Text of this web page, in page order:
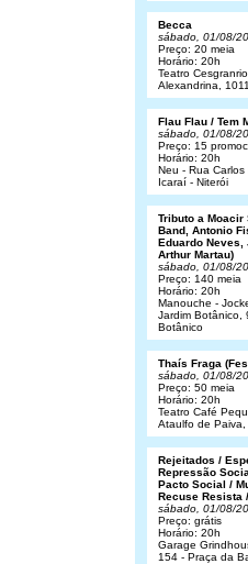
Becca
sábado, 01/08/
Preço: 20 meia
Horário: 20h
Teatro
Alexandrina,
Flau Flau / Tem
sábado, 01/08/
Preço: 15
Horário: 20h
Neu - Rua
Icaraí - Niterói
Tributo a Moacir
Band, Antonio
Eduardo Neves,
Arthur Martau)
sábado, 01/08/
Preço: 140 meia
Horário: 20h
Manouche -
Jardim Botânico,
Botânico
Thaís Fraga
sábado, 01/08/
Preço: 50 meia
Horário: 20h
Teatro Café
Ataulfo de
Rejeitados /
Repressão
Pacto Social /
Recuse Resista
sábado, 01/08/
Preço: grátis
Horário: 20h
Garage
154 - Praça da